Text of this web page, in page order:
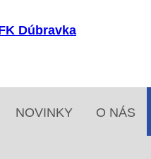
NOVINKY O NÁS